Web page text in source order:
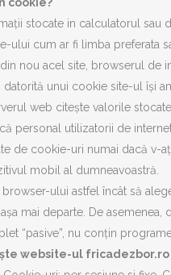
stocate in calculatorul
ului cum ar fi limba preferata
nou acel site, browserul de
unui cookie site-ul își
web citește valorile
personal utilizatorii de
de cookie-uri numai dacă
mobil al dumneavoastră.
browser-ului astfel încât să
mai departe. De
“pasive”, nu conțin
website-ul fricadezbor.ro